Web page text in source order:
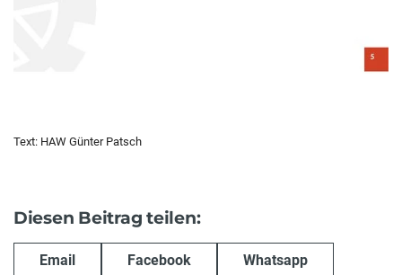
Text: HAW Günter Patsch
Diesen Beitrag teilen:
Email Facebook Whatsapp